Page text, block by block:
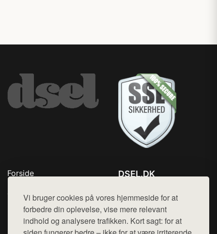
Vi bruger cookies på vores hjemmeside for at
forbedre din oplevelse, vise mere relevant
indhold og analysere trafikken. Kort sagt: for at
Forside
Top Rabatter
Blog
Kontakt
DSEL.DK
Mail: hej@want.dk
Cookie- og privatlivspolitik